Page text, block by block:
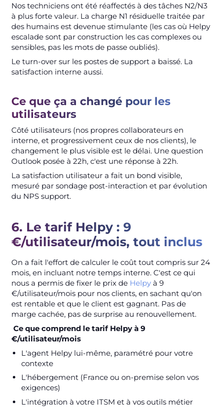
Nos techniciens ont été réaffectés à des tâches N2/N3
à plus forte valeur. La charge N1 résiduelle traitée par
des humains est devenue stimulante (les cas où Helpy
escalade sont par construction les cas complexes ou
sensibles, pas les mots de passe oubliés).
Le turn-over sur les postes de support a baissé. La
satisfaction interne aussi.
Ce que ça a changé pour les
utilisateurs
Côté utilisateurs (nos propres collaborateurs en
interne, et progressivement ceux de nos clients), le
changement le plus visible est le délai. Une question
Outlook posée à 22h, c'est une réponse à 22h.
La satisfaction utilisateur a fait un bond visible,
mesuré par sondage post-interaction et par évolution
du NPS support.
6. Le tarif Helpy : 9
€/utilisateur/mois, tout inclus
On a fait l'effort de calculer le coût tout compris sur 24
mois, en incluant notre temps interne. C'est ce qui
nous a permis de fixer le prix de Helpy à 9
€/utilisateur/mois pour nos clients, en sachant qu'on
est rentable et que le client est gagnant. Pas de
marge cachée, pas de surprise au renouvellement.
Ce que comprend le tarif Helpy à 9
€/utilisateur/mois
L'agent Helpy lui-même, paramétré pour votre
contexte
L'hébergement (France ou on-premise selon vos
exigences)
L'intégration à votre ITSM et à vos outils métier